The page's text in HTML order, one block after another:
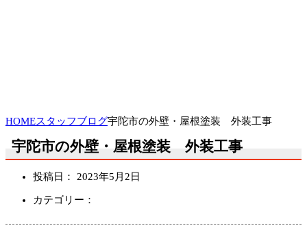
HOMEスタッフブログ宇陀市の外壁・屋根塗装 外装工事
宇陀市の外壁・屋根塗装 外装工事
投稿日： 2023年5月2日
カテゴリー：